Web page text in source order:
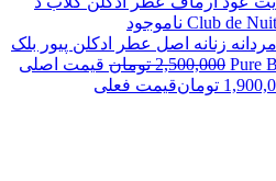
ناموجود
عطر ادکلن پیور بلک
2,500,000 تومان قیمت اصلی
تومانقیمت فعلی